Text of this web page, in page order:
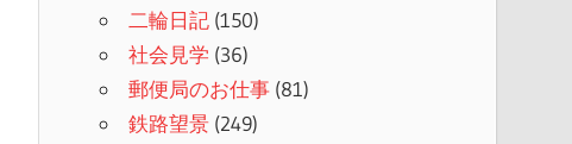
二輪日記 (150)
社会見学 (36)
郵便局のお仕事 (81)
鉄路望景 (249)